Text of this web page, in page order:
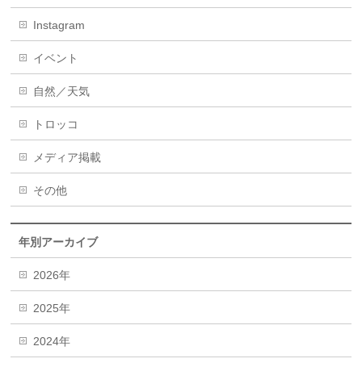
Instagram
イベント
自然／天気
トロッコ
メディア掲載
その他
年別アーカイブ
2026年
2025年
2024年